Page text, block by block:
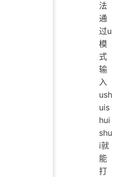
法
通
过u
模
式
输
入
ush
uis
hui
shu
i就
能
打